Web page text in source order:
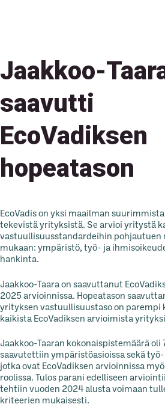
Jaakkoo-
saavutti
EcoVadiksen
hopeatason
EcoVadis on yksi maailman
tekevistä yrityksistä. Se arvioi yritystä
vastuullisuusstandardeihin pohjautuen
mukaan: ympäristö, työ- ja
hankinta.
Jaakkoo-Taara on saavuttanut
2025 arvioinnissa. Hopeatason
yrityksen vastuullisuustaso on parempi
kaikista EcoVadiksen arvioimista
Jaakkoo-Taaran kokonaispistemäärä oli
saavutettiin ympäristöasioissa sekä
jotka ovat EcoVadiksen arvioinnissa
roolissa. Tulos parani edelliseen
tehtiin vuoden 2024 alusta voimaan
kriteerien mukaisesti.